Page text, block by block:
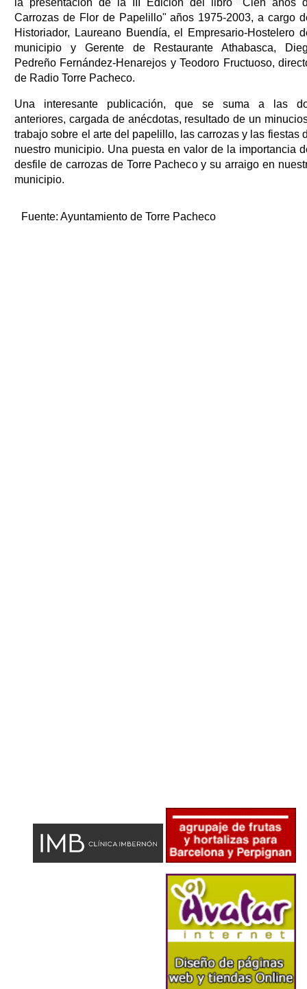
la presentación de la III Edición del libro "Cien años
Carrozas de Flor de Papelillo" años 1975-2003, a cargo
Historiador, Laureano Buendía, el Empresario-Hostelero
municipio y Gerente de Restaurante Athabasca,
Pedreño Fernández-Henarejos y Teodoro Fructuoso,
de Radio Torre Pacheco.
Una interesante publicación, que se suma a las
anteriores, cargada de anécdotas, resultado de un
trabajo sobre el arte del papelillo, las carrozas y las fiestas
nuestro municipio. Una puesta en valor de la importancia
desfile de carrozas de Torre Pacheco y su arraigo en
municipio.
Fuente: Ayuntamiento de Torre Pacheco